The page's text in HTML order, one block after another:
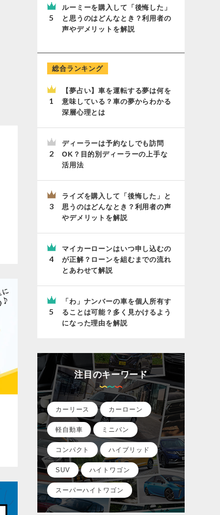
ルーミーを購入して「後悔した」
と思うのはどんなとき？利用者の
声やデメリットを解説
総合ランキング
【夢占い】車を運転する夢は何を
意味している？車の夢からわかる
深層心理とは
ディーラーは予約なしでも訪問
OK？目的別ディーラーの上手な
活用法
ライズを購入して「後悔した」と
思うのはどんなとき？利用者の声
やデメリットを解説
マイカーローンはいつ申し込むの
が正解？ローンを組むまでの流れ
とあわせて解説
「わ」ナンバーの車を個人所有す
ることは可能？多く見かけるよう
になった理由を解説
注目のキーワード
カーリース カーローン
軽自動車 ミニバン
コンパクト ハイブリッド
SUV ハイトワゴン
スーパーハイトワゴン